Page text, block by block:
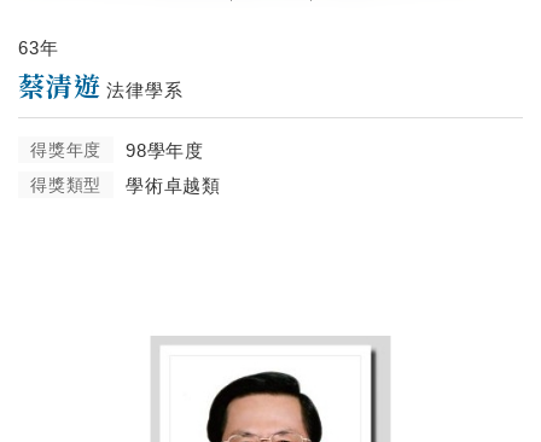
63年
蔡清遊 法律學系
得獎年度 98學年度
得獎類型 學術卓越類